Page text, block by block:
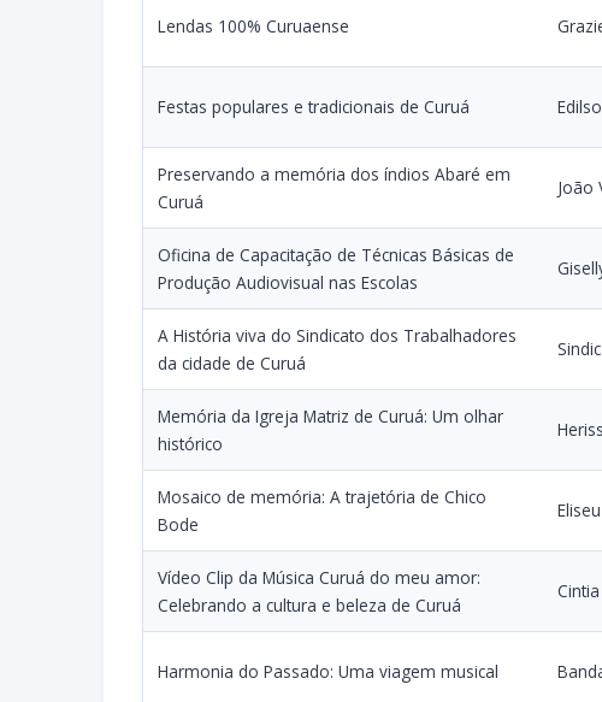
Lendas 100% Curuaense
Festas populares e tradicionais de Curuá
Preservando a memória dos índios Abaré em
Curuá
João
Oficina de Capacitação de Técnicas Básicas de
Produção Audiovisual nas Escolas
A História viva do Sindicato dos Trabalhadores
da cidade de Curuá
Memória da Igreja Matriz de Curuá: Um olhar
histórico
Mosaico de memória: A trajetória de Chico
Bode
Vídeo Clip da Música Curuá do meu amor:
Celebrando a cultura e beleza de Curuá
Harmonia do Passado: Uma viagem musical